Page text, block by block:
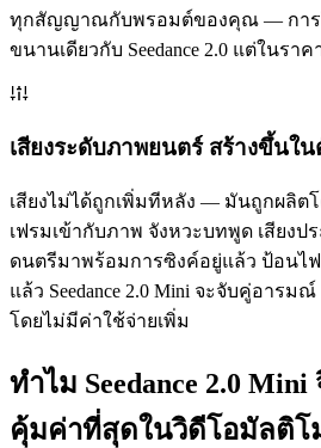
ทุกสัญญาณกับพรอมต์ของคุณ — การ
ขนานเดียวกับ Seedance 2.0 แต่ในราค
เสียงระดับภาพยนตร์ สร้างขึ้นใน
เสียงไม่ได้ถูกเพิ่มทีหลัง — มันถูกผลิต
เฟรมเข้ากับภาพ จังหวะบทพูด เสียงป
ดนตรีมาพร้อมการซิงค์อยู่แล้ว ป้อนไฟ
แล้ว Seedance 2.0 Mini จะจับคู่อารม
โดยไม่มีค่าใช้จ่ายเพิ่ม
ทำไม Seedance 2.0
คุ้มค่าที่สุดในวิดีโอมัลติโ